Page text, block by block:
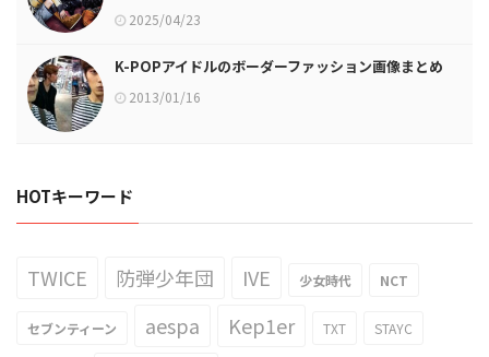
2025/04/23
K-POPアイドルのボーダーファッション画像まとめ
2013/01/16
HOTキーワード
TWICE 防弾少年団 IVE 少女時代 NCT
セブンティーン aespa Kep1er TXT STAYC